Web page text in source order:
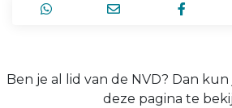
Ben je al lid van de NVD? Dan
deze pagina te